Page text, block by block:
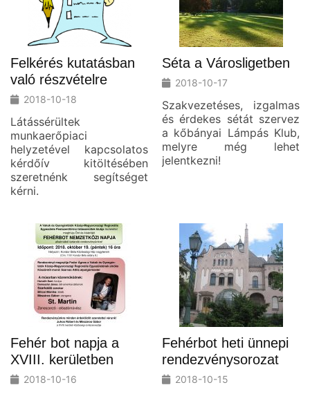
Felkérés kutatásban
való részvételre
2018-10-18
Látássérültek
munkaerőpiaci
helyzetével kapcsolatos
kérdőív kitöltésében
szeretnénk segítséget
kérni.
Séta a Városligetben
2018-10-17
Szakvezetéses, izgalmas
és érdekes sétát szervez
a kőbányai Lámpás Klub,
melyre még lehet
jelentkezni!
Fehér bot napja a
XVIII. kerületben
2018-10-16
Fehérbot heti ünnepi
rendezvénysorozat
2018-10-15